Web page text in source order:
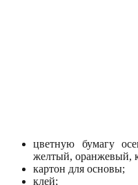
цветную бумагу
желтый, оранжевый,
картон для основы;
клей;